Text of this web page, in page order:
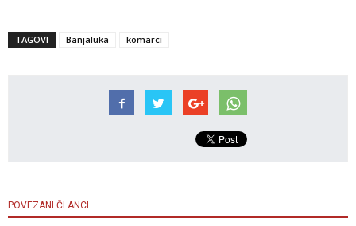
TAGOVI Banjaluka komarci
POVEZANI ČLANCI